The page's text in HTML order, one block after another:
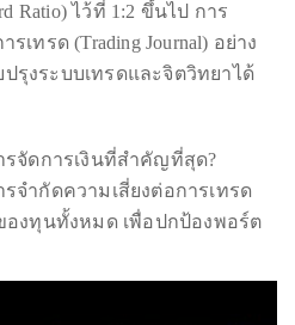
Ratio) ไว้ที่ 1:2 ขึ้นไป การ
ทรด (Trading Journal) อย่าง
รุงระบบเทรดและจิตวิทยาได้
จัดการเงินที่สำคัญที่สุด?
ำกัดความเสี่ยงต่อการเทรด
องทุนทั้งหมด เพื่อปกป้องพอร์ต